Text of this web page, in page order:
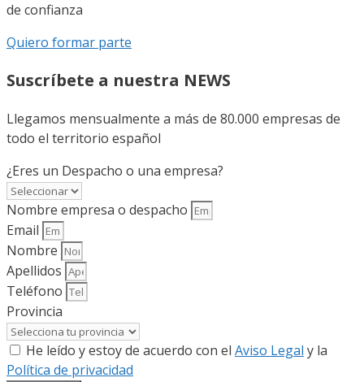
de confianza
Quiero formar parte
Suscríbete a nuestra NEWS
Llegamos mensualmente a más de 80.000 empresas de
todo el territorio español
¿Eres un Despacho o una empresa?
Nombre empresa o despacho
Email
Nombre
Apellidos
Teléfono
Provincia
He leído y estoy de acuerdo con el Aviso Legal y la
Política de privacidad